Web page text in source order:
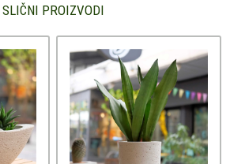
SLIČNI PROIZVODI